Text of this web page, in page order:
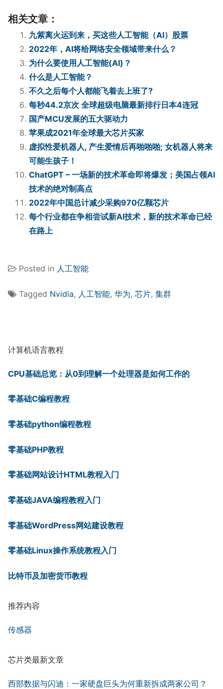
相关文章：
九紫离火运到来，买这些人工智能（AI）股票
2022年，AI将给网络安全领域带来什么？
为什么要使用人工智能(AI)？
什么是人工智能？
不久之后每个人都能飞着去上班了?
每秒44.2京次 全球超级电脑最新排行日本4连冠
国产MCU发展的五大驱动力
苹果成2021年全球最大芯片买家
虚拟性爱机器人, 产生爱情后再啪啪啪; 女机器人将来
可能生孩子！
ChatGPT – 一场新的技术革命即将爆发；美国占领AI
技术的绝对制高点
2022年中国总计减少采购970亿颗芯片
每个行业都在争相尝试新AI技术，新的技术革命已经
在路上
Posted in 人工智能
Tagged Nvidia, 人工智能, 华为, 芯片, 集群
计算机语言教程
CPU基础总览：从0到理解一个处理器是如何工作的
零基础C编程教程
零基础python编程教程
零基础PHP教程
零基础网站设计HTML教程入门
零基础JAVA编程教程入门
零基础WordPress网站建设教程
零基础Linux操作系统教程入门
比特币及加密货币教程
推荐内容
传感器
芯片类最新文章
西部数据与闪迪：一家硬盘巨头为何重新拆成两家公司？